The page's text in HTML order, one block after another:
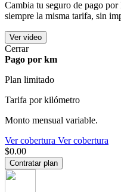
Cambia tu seguro de pago
siempre la misma tarifa, sin
Ver video
Cerrar
Pago por km
Plan limitado
Tarifa por kilómetro
Monto mensual variable.
Ver cobertura Ver cobertura
$0.00
Contratar plan